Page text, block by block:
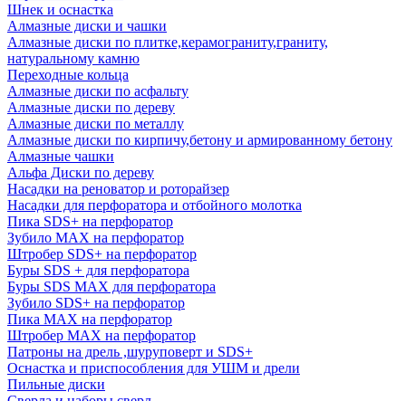
Шнек и оснастка
Алмазные диски и чашки
Алмазные диски по плитке,керамограниту,граниту,
натуральному камню
Переходные кольца
Алмазные диски по асфальту
Алмазные диски по дереву
Алмазные диски по металлу
Алмазные диски по кирпичу,бетону и армированному бетону
Алмазные чашки
Альфа Диски по дереву
Насадки на реноватор и роторайзер
Насадки для перфоратора и отбойного молотка
Пика SDS+ на перфоратор
Зубило MAX на перфоратор
Штробер SDS+ на перфоратор
Буры SDS + для перфоратора
Буры SDS MAX для перфоратора
Зубило SDS+ на перфоратор
Пика MAX на перфоратор
Штробер MAX на перфоратор
Патроны на дрель ,шуруповерт и SDS+
Оснастка и приспособления для УШМ и дрели
Пильные диски